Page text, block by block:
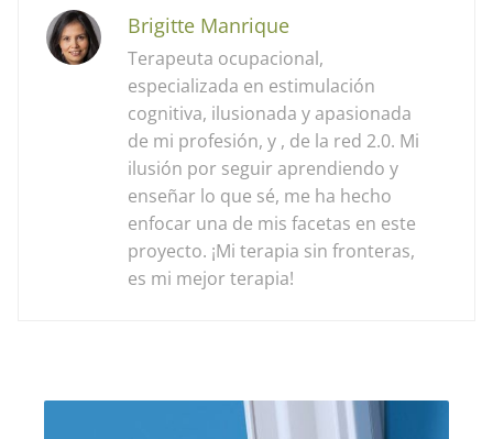
Brigitte Manrique
Terapeuta ocupacional,
especializada en estimulación
cognitiva, ilusionada y apasionada
de mi profesión, y , de la red 2.0. Mi
ilusión por seguir aprendiendo y
enseñar lo que sé, me ha hecho
enfocar una de mis facetas en este
proyecto. ¡Mi terapia sin fronteras,
es mi mejor terapia!